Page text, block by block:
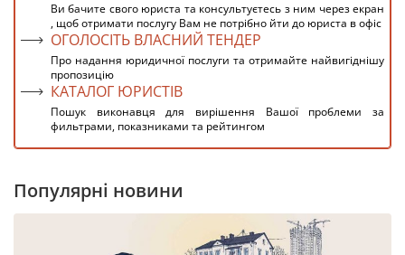
Ви бачите свого юриста та консультуєтесь з ним через екран
, щоб отримати послугу Вам не потрібно йти до юриста в офіс
ОГОЛОСІТЬ ВЛАСНИЙ ТЕНДЕР
Про надання юридичної послуги та отримайте найвигіднішу
пропозицію
КАТАЛОГ ЮРИСТІВ
Пошук виконавця для вирішення Вашої проблеми за
фильтрами, показниками та рейтингом
Популярні новини